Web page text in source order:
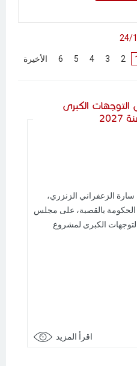
2
3
4
5
6 الأخيرة
الكبرى
الزعفراني الزنزري،
4 أوت 2026، بقصر الحكومة بالقصبة، على مجلس
الكبرى لمشروع
اقرأ المزيد